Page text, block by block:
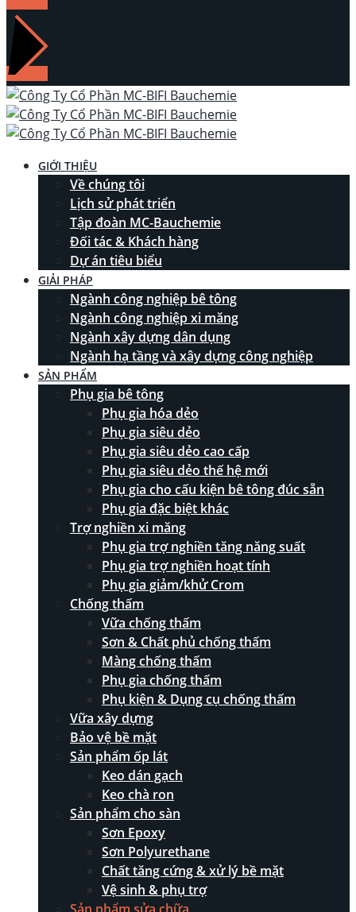
GIỚI THIỆU
Về chúng tôi
Lịch sử phát triển
Tập đoàn MC-Bauchemie
Đối tác & Khách hàng
Dự án tiêu biểu
GIẢI PHÁP
Ngành công nghiệp bê tông
Ngành công nghiệp xi măng
Ngành xây dựng dân dụng
Ngành hạ tầng và xây dựng công nghiệp
SẢN PHẨM
Phụ gia bê tông
Phụ gia hóa dẻo
Phụ gia siêu dẻo
Phụ gia siêu dẻo cao cấp
Phụ gia siêu dẻo thế hệ mới
Phụ gia cho cấu kiện bê tông đúc sẵn
Phụ gia đặc biệt khác
Trợ nghiền xi măng
Phụ gia trợ nghiền tăng năng suất
Phụ gia trợ nghiền hoạt tính
Phụ gia giảm/khử Crom
Chống thấm
Vữa chống thấm
Sơn & Chất phủ chống thấm
Màng chống thấm
Phụ gia chống thấm
Phụ kiện & Dụng cụ chống thấm
Vữa xây dựng
Bảo vệ bề mặt
Sản phẩm ốp lát
Keo dán gạch
Keo chà ron
Sản phẩm cho sàn
Sơn Epoxy
Sơn Polyurethane
Chất tăng cứng & xử lý bề mặt
Vệ sinh & phụ trợ